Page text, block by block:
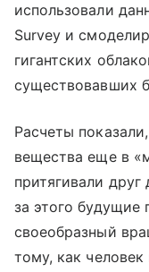
использовали
Survey и
гигантских
существовавших
Расчеты
вещества еще в
притягивали
за этого будущие
своеобразный
тому, как человек